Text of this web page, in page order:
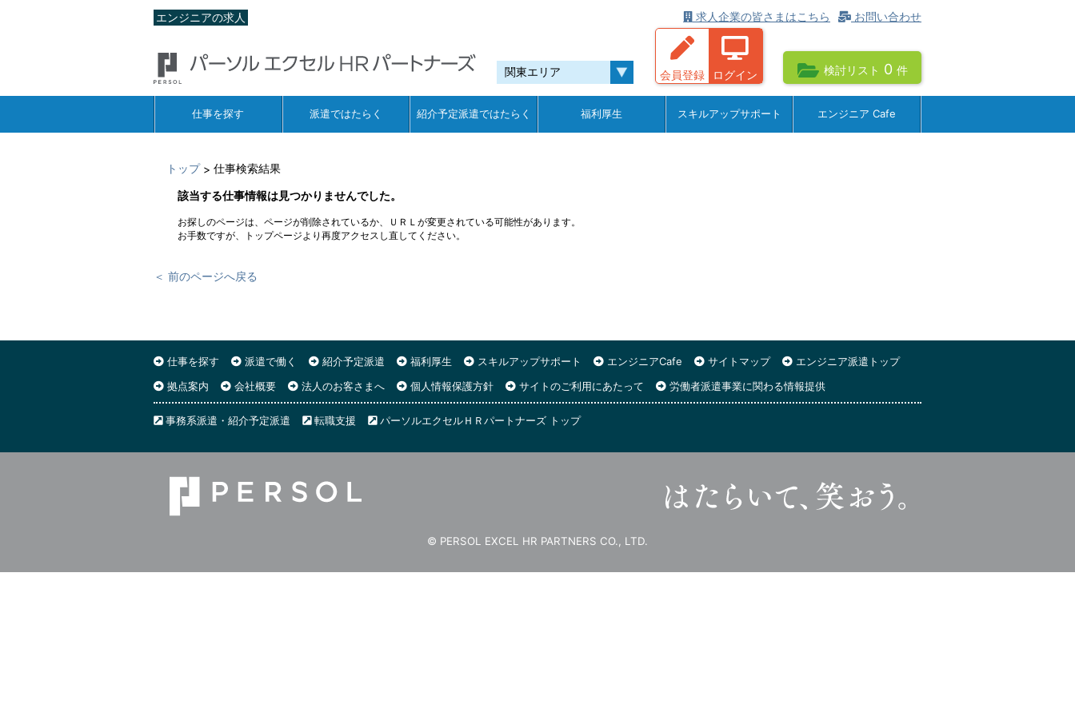
エンジニアの求人 お問い合わせ
求人企業の皆さまはこちら
会員登録 ログイン 検討リスト 0 件
仕事を探す 派遣ではたらく 紹介予定派遣ではたらく 福利厚生 スキルアップサポート エンジニア Cafe
トップ > 仕事検索結果
該当する仕事情報は見つかりませんでした。
お探しのページは、ページが削除されているか、ＵＲＬが変更されている可能性があります。
お手数ですが、トップページより再度アクセスし直してください。
＜ 前のページへ戻る
仕事を探す 派遣で働く 紹介予定派遣 福利厚生 スキルアップサポート エンジニアCafe サイトマップ
エンジニア派遣トップ
拠点案内
会社概要 法人のお客さまへ 個人情報保護方針 サイトのご利用にあたって 労働者派遣事業に関わる情報提供
事務系派遣・紹介予定派遣 転職支援 パーソルエクセルＨＲパートナーズ トップ
© PERSOL EXCEL HR PARTNERS CO., LTD.